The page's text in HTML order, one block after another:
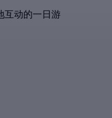
互动的一日游